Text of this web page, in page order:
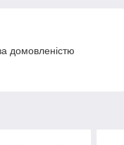
домовленістю